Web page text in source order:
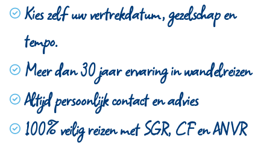
Kies zelf uw vertrekdatum, gezelschap en
tempo.
Meer dan 30 jaar ervaring in wandelreizen
Altijd persoonlijk contact en advies
100% veilig reizen met SGR, CF en ANVR